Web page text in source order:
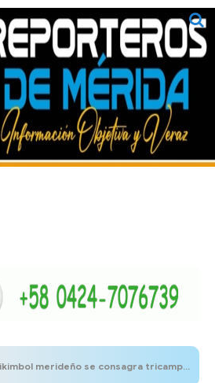
merideño se consagra tricampeón de Venezuela